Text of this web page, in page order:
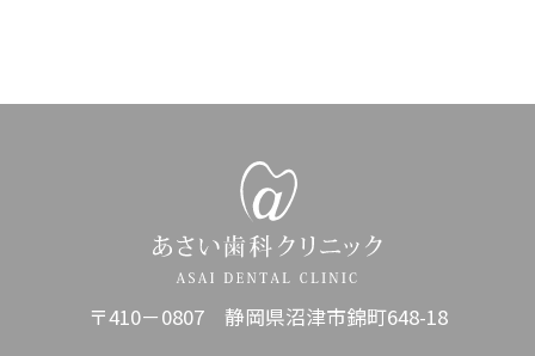
〒410－0807 静岡県沼津市錦町648-18